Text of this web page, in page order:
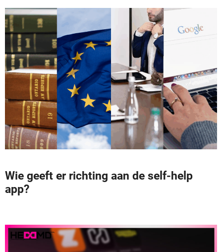
Wie geeft er richting aan de self-help
app?